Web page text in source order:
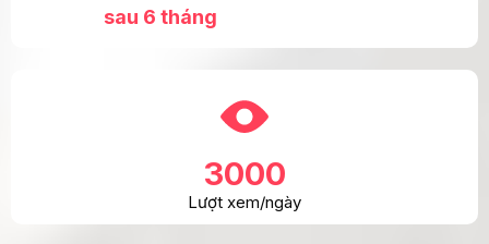
sau 6 tháng
3000
Lượt xem/ngày